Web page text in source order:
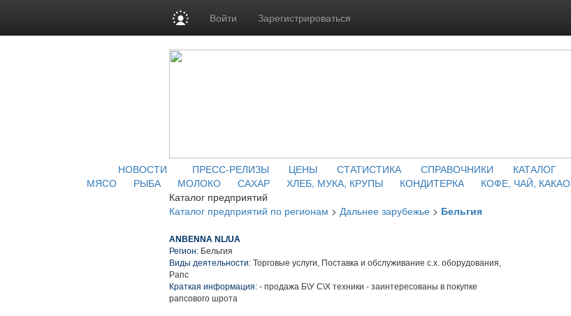
Войти Зарегистрироваться
НОВОСТИ ПРЕСС-РЕЛИЗЫ ЦЕНЫ СТАТИСТИКА СПРАВОЧНИКИ КАТАЛОГ
МЯСО
РЫБА МОЛОКО САХАР ХЛЕБ, МУКА, КРУПЫ КОНДИТЕРКА КОФЕ, ЧАЙ, КАКАО
Каталог предприятий
Каталог предприятий по регионам > Дальнее зарубежье > Бельгия
ANBENNA NL/UA
Регион: Бельгия
Виды деятельности: Торговые услуги, Поставка и обслуживание с.х. оборудования,
Рапс
Краткая информация: - продажа Б\У С\Х техники - заинтересованы в покупке
рапсового шрота